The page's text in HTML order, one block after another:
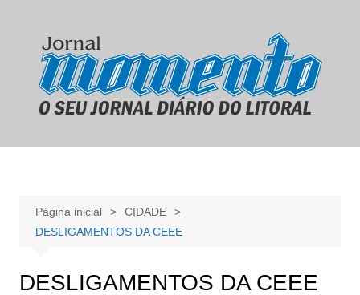
conteúdo
Página inicial
CIDADE
DESLIGAMENTOS DA CEEE
DESLIGAMENTOS DA CEEE